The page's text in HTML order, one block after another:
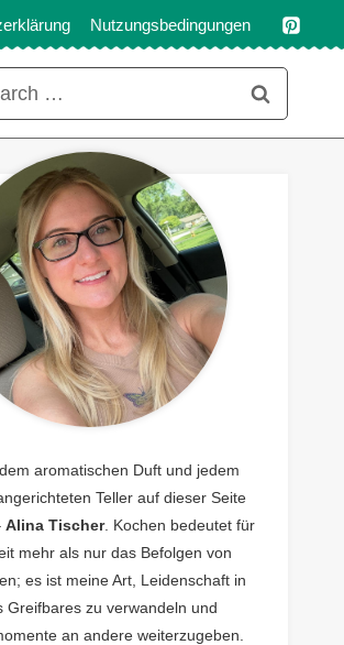
Nutzungsbedingungen
aromatischen Duft und jedem
Teller auf dieser Seite
Alina Tischer. Kochen bedeutet für
mehr als nur das Befolgen von
es ist meine Art, Leidenschaft in
Greifbares zu verwandeln und
an andere weiterzugeben.